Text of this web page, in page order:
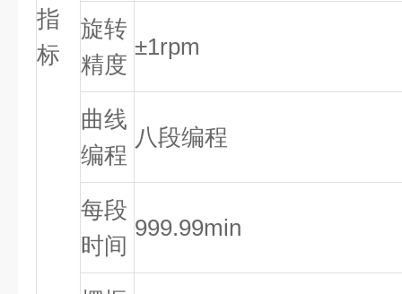
指
标
旋转
精度
±1rpm
曲线
编程
八段编程
每段
时间
999.99min